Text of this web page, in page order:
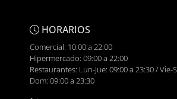
HORARIOS
Comercial: 10:00 a 22:00
Hipermercado: 09:00 a 22:00
Restaurantes: Lun-Jue: 09:00 a 23:30 / Vie-
Dom: 09:00 a 23:30